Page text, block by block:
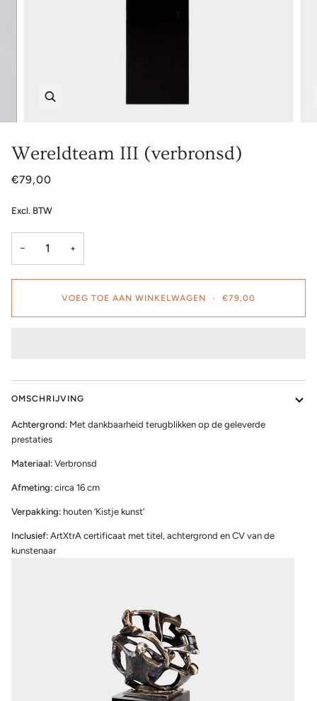
Wereldteam III (verbronsd)
€79,00
Excl. BTW
− +
VOEG TOE AAN WINKELWAGEN • €79,00
OMSCHRIJVING
Achtergrond: Met dankbaarheid terugblikken op de geleverde
prestaties
Materiaal: Verbronsd
Afmeting: circa 16 cm
Verpakking: houten ‘Kistje kunst’
Inclusief: ArtXtrA certificaat met titel, achtergrond en CV van de
kunstenaar